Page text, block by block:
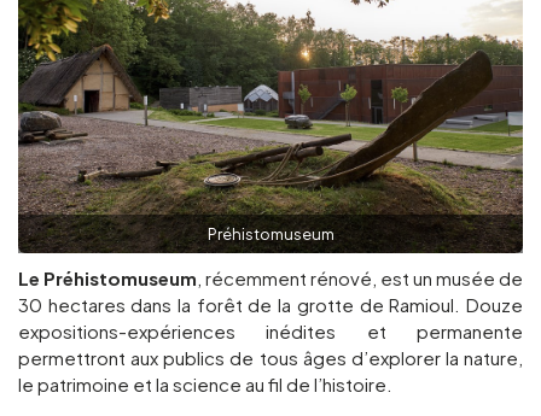
FR EN NL DE
Préhistomuseum
Le Préhistomuseum , récemment rénové, est un musée de
30 hectares dans la forêt de la grotte de Ramioul. Douze
expositions-expériences inédites et permanente
permettront aux publics de tous âges d’explorer la nature,
le patrimoine et la science au fil de l’histoire.